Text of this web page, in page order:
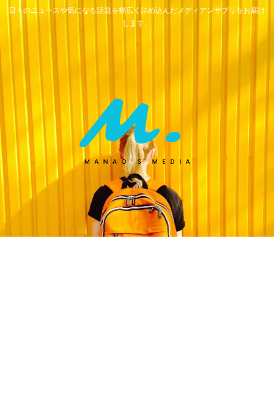
日々のニュースや気になる話題を幅広く詰め込んだメディアンサプリをお届け
します。